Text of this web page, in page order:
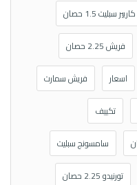
كاريير سبليت 1.5 حصان
فريش 2.25 حصان
اسعار فريش سمارت
تكييف
سامسونج سبليت
تورنيدو 2.25 حصان